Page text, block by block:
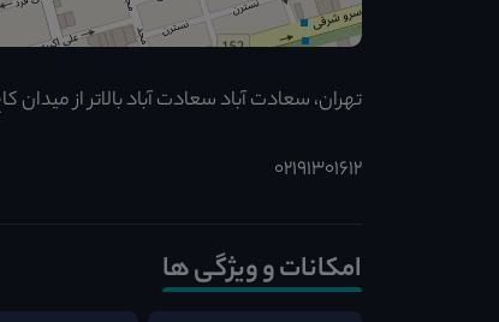
تهران، سعادت آباد سعادت آباد بالاتر از میدان کاج
02191301612
امکانات و ویژگی ها